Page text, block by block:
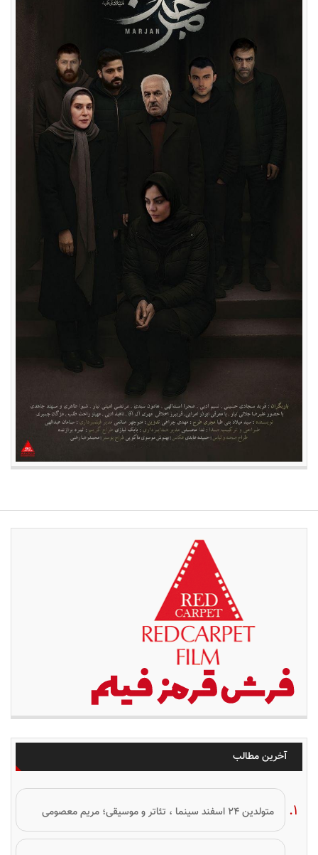
آخرین مطالب
متولدین ۲۴ اسفند سینما ، تئاتر و موسیقی؛ مریم معصومی